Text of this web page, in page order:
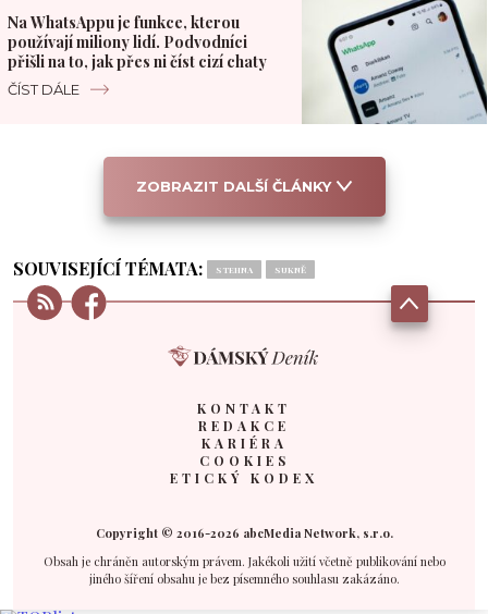
Na WhatsAppu je funkce, kterou
používají miliony lidí. Podvodníci
přišli na to, jak přes ni číst cizí chaty
ČÍST DÁLE
ZOBRAZIT DALŠÍ ČLÁNKY
SOUVISEJÍCÍ TÉMATA: STEHNA SUKNĚ
KONTAKT
REDAKCE
KARIÉRA
COOKIES
ETICKÝ KODEX
Copyright © 2016-2026 abcMedia Network, s.r.o.
Obsah je chráněn autorským právem. Jakékoli užití včetně publikování nebo
jiného šíření obsahu je bez písemného souhlasu zakázáno.